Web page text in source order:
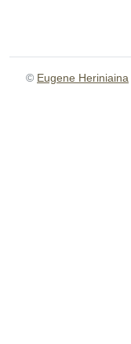
© Eugene Heriniaina